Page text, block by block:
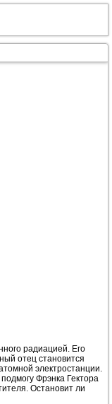
радиацией. Его
отец становится
электростанции.
Фрэнка Гектора
Остановит ли